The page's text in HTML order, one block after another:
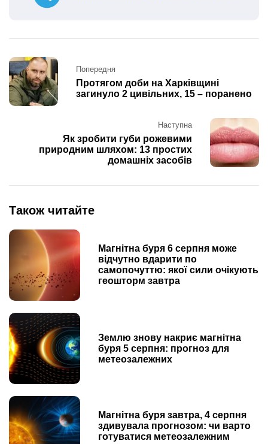
Post
navigation
Попередня
Протягом доби на Харківщині
загинуло 2 цивільних, 15 – поранено
Наступна
Як зробити губи рожевими
природним шляхом: 13 простих
домашніх засобів
Також читайте
Магнітна буря 6 серпня може
відчутно вдарити по
самопочуттю: якої сили очікують
геошторм завтра
Землю знову накриє магнітна
буря 5 серпня: прогноз для
метеозалежних
Магнітна буря завтра, 4 серпня
здивувала прогнозом: чи варто
готуватися метеозалежним